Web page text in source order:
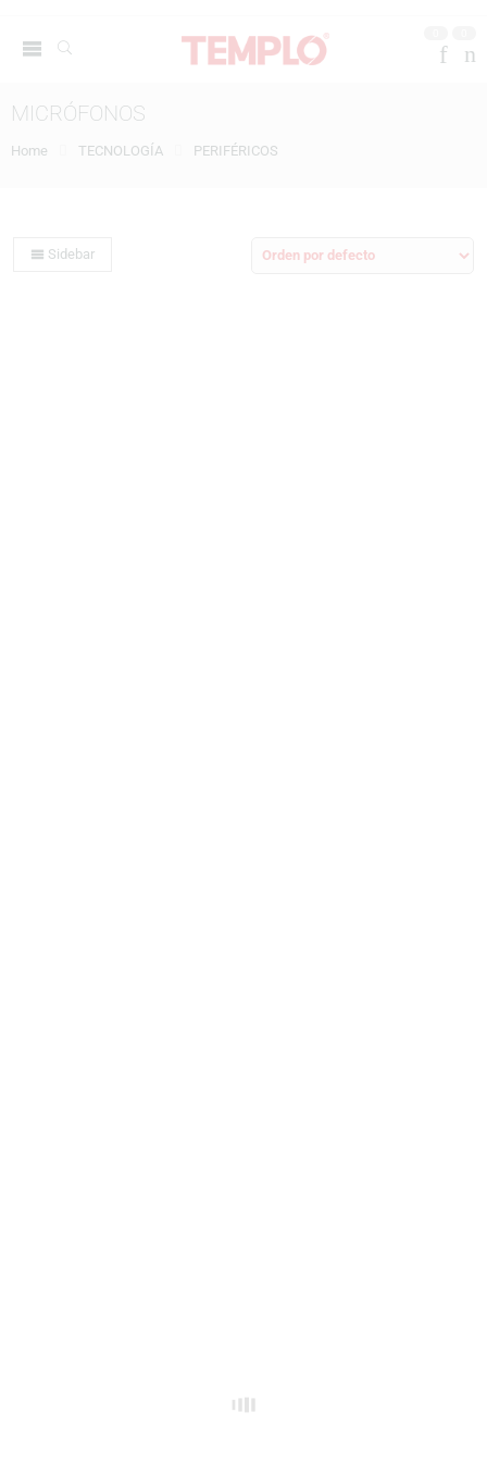
MICRÓFONOS
Home TECNOLOGÍA PERIFÉRICOS
Sidebar